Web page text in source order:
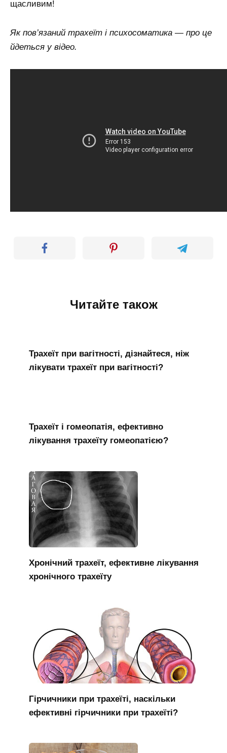
щасливим!
Як пов’язаний трахеїт і психосоматика — про це
йдеться у відео.
Читайте також
Трахеїт при вагітності, дізнайтеся, ніж
лікувати трахеїт при вагітності?
Трахеїт і гомеопатія, ефективно
лікування трахеїту гомеопатією?
Хронічний трахеїт, ефективне лікування
хронічного трахеїту
Гірчичники при трахеїті, наскільки
ефективні гірчичники при трахеїті?